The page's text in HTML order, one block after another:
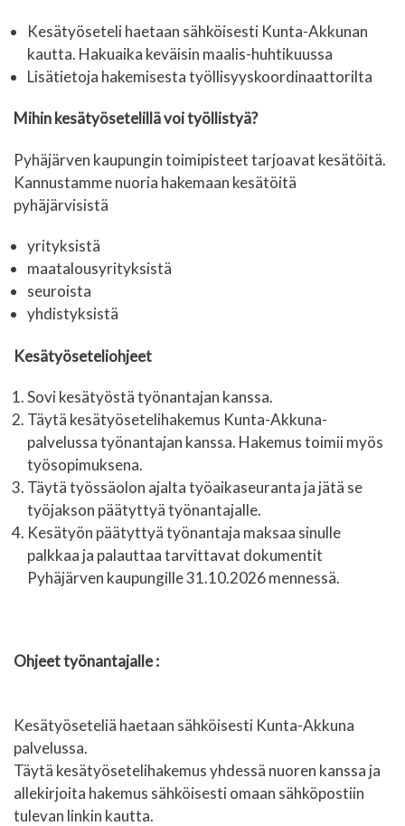
Kesätyöseteli haetaan sähköisesti Kunta-Akkunan
kautta. Hakuaika keväisin maalis-huhtikuussa
Lisätietoja hakemisesta työllisyyskoordinaattorilta
Mihin kesätyösetelillä voi työllistyä?
Pyhäjärven kaupungin toimipisteet tarjoavat kesätöitä.
Kannustamme nuoria hakemaan kesätöitä
pyhäjärvisistä
yrityksistä
maatalousyrityksistä
seuroista
yhdistyksistä
Kesätyöseteliohjeet
Sovi kesätyöstä työnantajan kanssa.
Täytä kesätyösetelihakemus Kunta-Akkuna-
palvelussa työnantajan kanssa. Hakemus toimii myös
työsopimuksena.
Täytä työssäolon ajalta työaikaseuranta ja jätä se
työjakson päätyttyä työnantajalle.
Kesätyön päätyttyä työnantaja maksaa sinulle
palkkaa ja palauttaa tarvittavat dokumentit
Pyhäjärven kaupungille 31.10.2026 mennessä.
Ohjeet työnantajalle :
Kesätyöseteliä haetaan sähköisesti Kunta-Akkuna
palvelussa.
Täytä kesätyösetelihakemus yhdessä nuoren kanssa ja
allekirjoita hakemus sähköisesti omaan sähköpostiin
tulevan linkin kautta.